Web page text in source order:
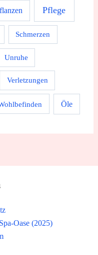
Pflege
Schmerzen
Unruhe
Verletzungen
Öle
Oase (2025)